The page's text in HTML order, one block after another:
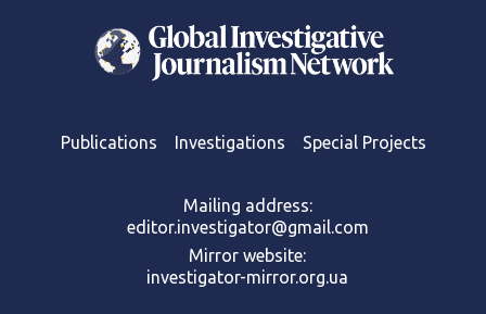
Publications Investigations Special Projects
Mailing address:
editor.investigator@gmail.com
Mirror website:
investigator-mirror.org.ua